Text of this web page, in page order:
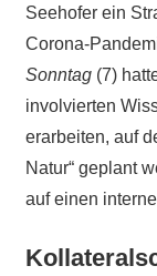
Seehofer ein
Corona-
Sonntag(7)
involvierten
erarbeiten, auf
Natur“ geplant
auf einen